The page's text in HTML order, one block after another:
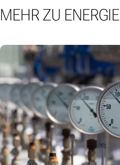
MEHR ZU ENERGIE